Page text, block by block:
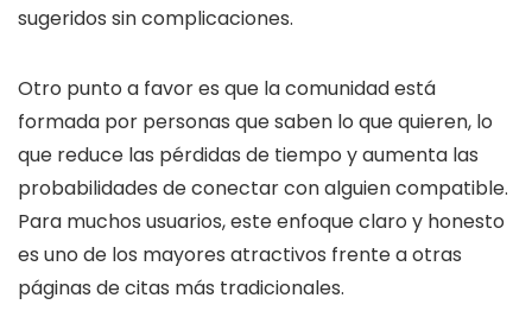
sugeridos sin complicaciones.
Otro punto a favor es que la comunidad está
formada por personas que saben lo que quieren, lo
que reduce las pérdidas de tiempo y aumenta las
probabilidades de conectar con alguien compatible.
Para muchos usuarios, este enfoque claro y honesto
es uno de los mayores atractivos frente a otras
páginas de citas más tradicionales.